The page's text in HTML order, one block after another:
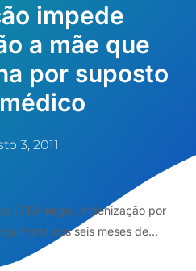
impede
a mãe que
por suposto
3, 2011
(STJ) negou indenização por
morta aos seis meses de...